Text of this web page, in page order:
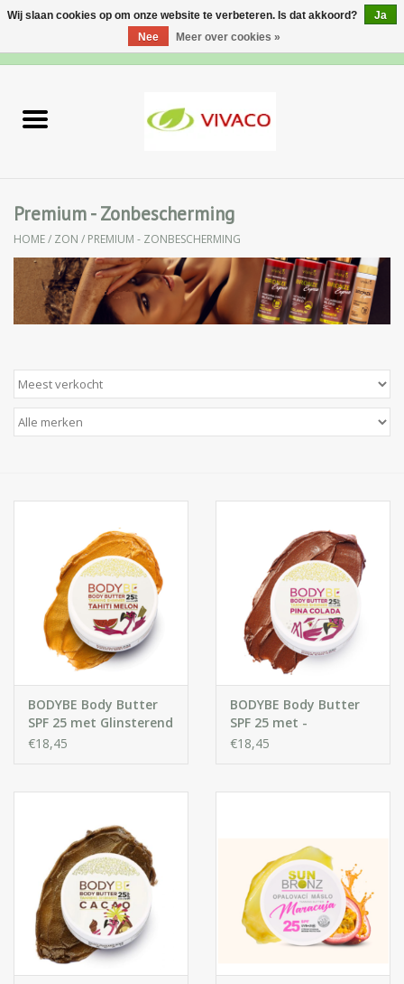
Lichaamsverzorging
Specialiteiten
Huidproblemen
Voor Salons
Blog
Premium - Zonbescherming
HOME/ ZON / PREMIUM - ZONBESCHERMING
BODYBE Body Butter
SPF 25 met Glinsterend
Effect – Tahiti Melon
€18,45
BODYBE Body Butter
SPF 25 met -
Glinsterend Effect -
€18,45
Wij slaan cookies op om onze website te verbeteren. Is dat akkoord?
Ja
Nee
Meer over cookies »